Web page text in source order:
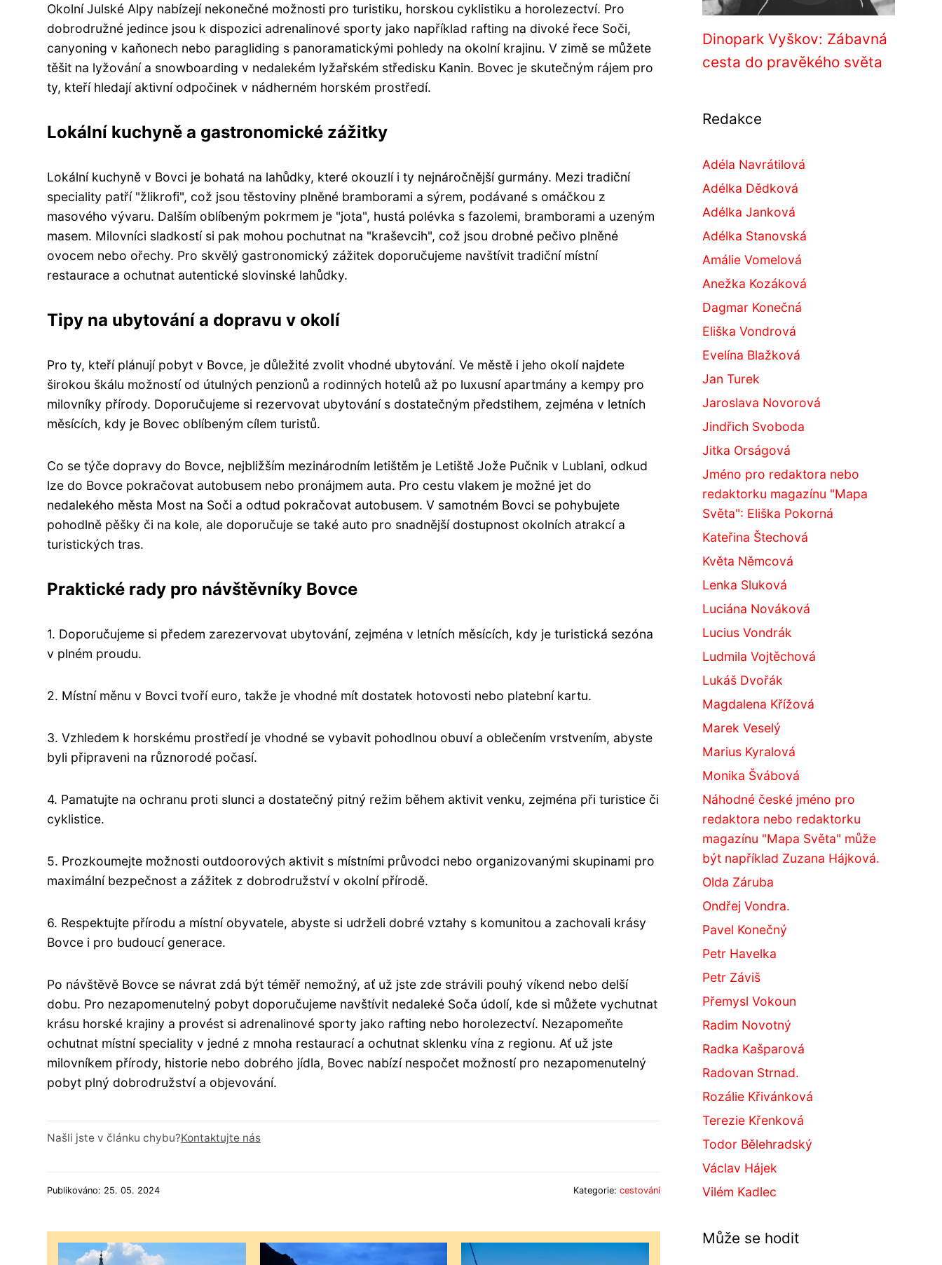
Okolní Julské Alpy nabízejí nekonečné možnosti pro turistiku, horskou cyklistiku a horolezectví. Pro
dobrodružné jedince jsou k dispozici adrenalinové sporty jako například rafting na divoké řece Soči,
canyoning v kaňonech nebo paragliding s panoramatickými pohledy na okolní krajinu. V zimě se můžete
těšit na lyžování a snowboarding v nedalekém lyžařském středisku Kanin. Bovec je skutečným rájem pro
ty, kteří hledají aktivní odpočinek v nádherném horském prostředí.
Lokální kuchyně a gastronomické zážitky
Lokální kuchyně v Bovci je bohatá na lahůdky, které okouzlí i ty nejnáročnější gurmány. Mezi tradiční
speciality patří "žlikrofi", což jsou těstoviny plněné bramborami a sýrem, podávané s omáčkou z
masového vývaru. Dalším oblíbeným pokrmem je "jota", hustá polévka s fazolemi, bramborami a uzeným
masem. Milovníci sladkostí si pak mohou pochutnat na "kraševcih", což jsou drobné pečivo plněné
ovocem nebo ořechy. Pro skvělý gastronomický zážitek doporučujeme navštívit tradiční místní
restaurace a ochutnat autentické slovinské lahůdky.
Tipy na ubytování a dopravu v okolí
Pro ty, kteří plánují pobyt v Bovce, je důležité zvolit vhodné ubytování. Ve městě i jeho okolí najdete
širokou škálu možností od útulných penzionů a rodinných hotelů až po luxusní apartmány a kempy pro
milovníky přírody. Doporučujeme si rezervovat ubytování s dostatečným předstihem, zejména v letních
měsících, kdy je Bovec oblíbeným cílem turistů.
Co se týče dopravy do Bovce, nejbližším mezinárodním letištěm je Letiště Jože Pučnik v Lublani, odkud
lze do Bovce pokračovat autobusem nebo pronájmem auta. Pro cestu vlakem je možné jet do
nedalekého města Most na Soči a odtud pokračovat autobusem. V samotném Bovci se pohybujete
pohodlně pěšky či na kole, ale doporučuje se také auto pro snadnější dostupnost okolních atrakcí a
turistických tras.
Praktické rady pro návštěvníky Bovce
1. Doporučujeme si předem zarezervovat ubytování, zejména v letních měsících, kdy je turistická sezóna
v plném proudu.
2. Místní měnu v Bovci tvoří euro, takže je vhodné mít dostatek hotovosti nebo platební kartu.
3. Vzhledem k horskému prostředí je vhodné se vybavit pohodlnou obuví a oblečením vrstvením, abyste
byli připraveni na různorodé počasí.
4. Pamatujte na ochranu proti slunci a dostatečný pitný režim během aktivit venku, zejména při turistice či
cyklistice.
5. Prozkoumejte možnosti outdoorových aktivit s místními průvodci nebo organizovanými skupinami pro
maximální bezpečnost a zážitek z dobrodružství v okolní přírodě.
6. Respektujte přírodu a místní obyvatele, abyste si udrželi dobré vztahy s komunitou a zachovali krásy
Bovce i pro budoucí generace.
Po návštěvě Bovce se návrat zdá být téměř nemožný, ať už jste zde strávili pouhý víkend nebo delší
dobu. Pro nezapomenutelný pobyt doporučujeme navštívit nedaleké Soča údolí, kde si můžete vychutnat
krásu horské krajiny a provést si adrenalinové sporty jako rafting nebo horolezectví. Nezapomeňte
ochutnat místní speciality v jedné z mnoha restaurací a ochutnat sklenku vína z regionu. Ať už jste
milovníkem přírody, historie nebo dobrého jídla, Bovec nabízí nespočet možností pro nezapomenutelný
pobyt plný dobrodružství a objevování.
Našli jste v článku chybu?Kontaktujte nás
Publikováno: 25. 05. 2024 Kategorie: cestování
Dinopark Vyškov: Zábavná
cesta do pravěkého světa
Redakce
Adéla Navrátilová
Adélka Dědková
Adélka Janková
Adélka Stanovská
Amálie Vomelová
Anežka Kozáková
Dagmar Konečná
Eliška Vondrová
Evelína Blažková
Jan Turek
Jaroslava Novorová
Jindřich Svoboda
Jitka Orságová
Jméno pro redaktora nebo
redaktorku magazínu "Mapa
Světa": Eliška Pokorná
Kateřina Štechová
Květa Němcová
Lenka Sluková
Luciána Nováková
Lucius Vondrák
Ludmila Vojtěchová
Lukáš Dvořák
Magdalena Křížová
Marek Veselý
Marius Kyralová
Monika Švábová
Náhodné české jméno pro
redaktora nebo redaktorku
magazínu "Mapa Světa" může
být například Zuzana Hájková.
Olda Záruba
Ondřej Vondra.
Pavel Konečný
Petr Havelka
Petr Záviš
Přemysl Vokoun
Radim Novotný
Radka Kašparová
Radovan Strnad.
Rozálie Křivánková
Terezie Křenková
Todor Bělehradský
Václav Hájek
Vilém Kadlec
Může se hodit